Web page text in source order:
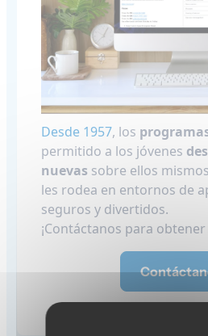
Desde 1957, los
permitido a los jóvenes
nuevas sobre ellos
les rodea en entornos de
seguros y divertidos.
¡Contáctanos para